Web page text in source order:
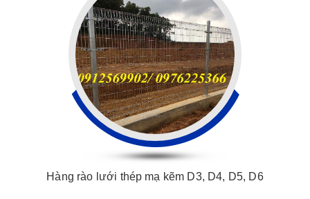
Hàng rào lưới thép mạ kẽm D3, D4, D5, D6